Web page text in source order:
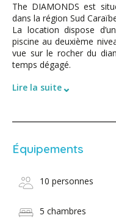
The DIAMONDS est
dans la région Sud
La location dispose
piscine au deuxième
vue sur le rocher du
temps dégagé.
Lire la suite⌄
Équipements
10 personnes
5 chambres